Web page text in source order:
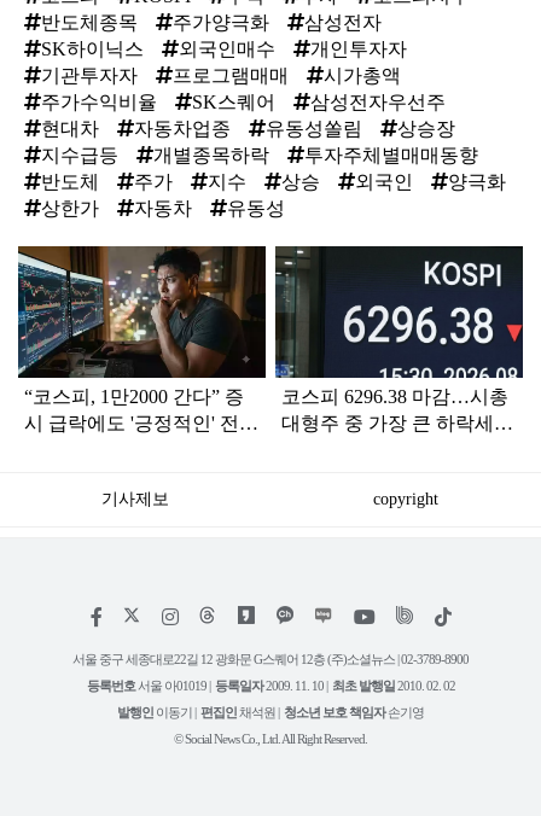
반도체종목
주가양극화
삼성전자
SK하이닉스
외국인매수
개인투자자
기관투자자
프로그램매매
시가총액
주가수익비율
SK스퀘어
삼성전자우선주
현대차
자동차업종 유동성쏠림
상승장
지수급등
개별종목하락
투자주체별매매동향
반도체
주가 지수 상승 외국인
양극화
상한가
자동차 유동성
탑
라
인
“코스피, 1만2000 간다” 증
시 급락에도 '긍정적인' 전망
코스피 6296.38 마감…시총
대형주 중 가장 큰 하락세를
기사제보 copyright
페
스
인
타
램
위
트
유
튜
틱
서울 중구 세종대로22길 12 광화문 G스퀘어 12층 (주)소셜뉴스 | 02-3789-8900
등록번호 서울 아01019 | 등록일자2009. 11. 10 | 최초 발행일2010. 02. 02
발행인 이동기 | 편집인채석원 | 청소년 보호 책임자손기영
© Social News Co., Ltd. All Right Reserved.